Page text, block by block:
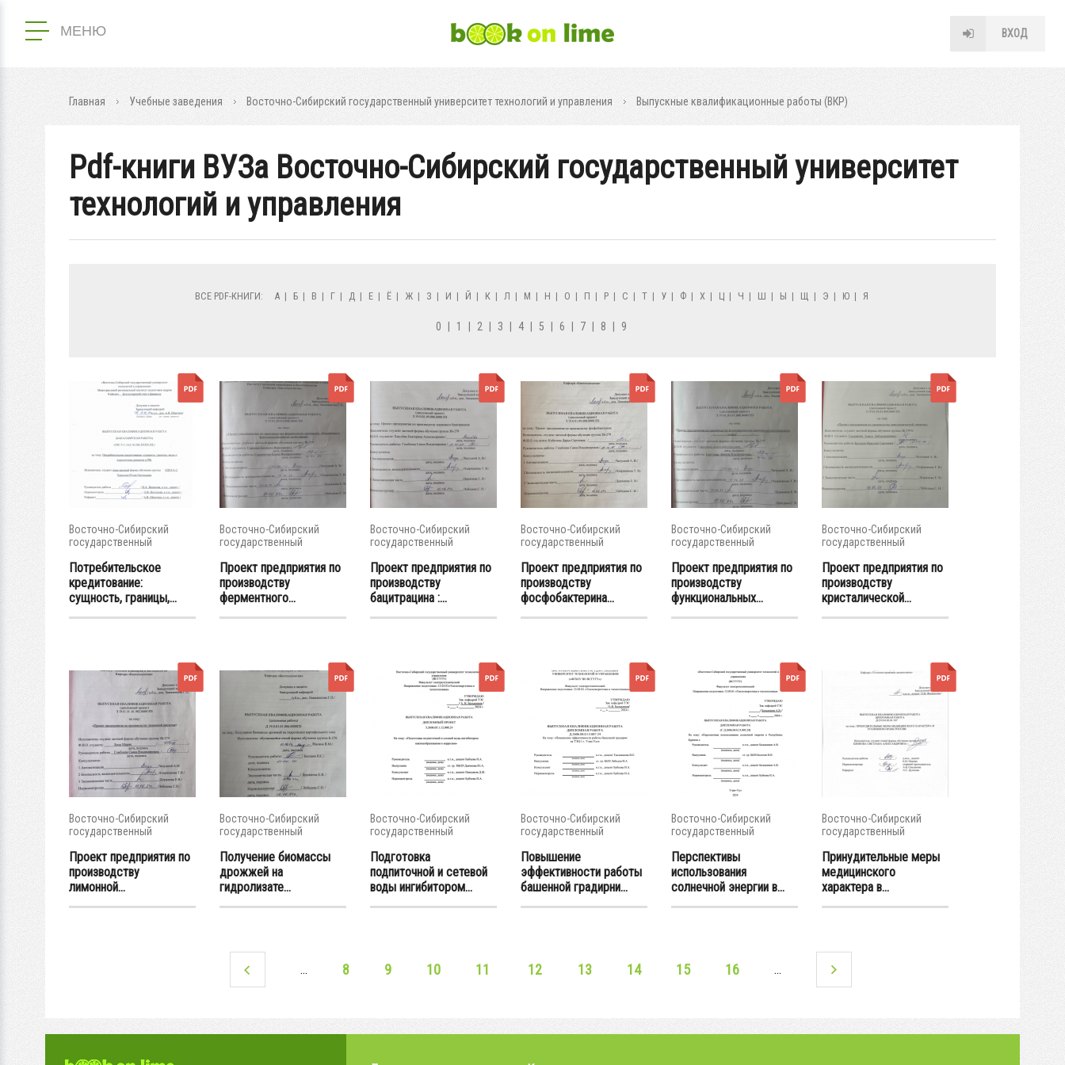
МЕНЮ ВХОД
Главная Учебные заведения Восточно-Сибирский государственный университет технологий и управления Выпускные квалификационные работы (ВКР)
Pdf-книги ВУЗа Восточно-Сибирский государственный университет
технологий и управления
ВСЕ PDF-КНИГИ: А | Б | В | Г | Д | Е | Ё | Ж | З | И | Й | К | Л | М | Н | О | П | Р | С | Т | У | Ф | Х | Ц | Ч | Ш | Ы | Щ | Э | Ю | Я
0 1 2 3 4 5 6 7 8 9
Восточно-Сибирский
государственный
Потребительское
кредитование:
сущность, границы,...
Восточно-Сибирский
государственный
Проект предприятия по
производству
ферментного...
Восточно-Сибирский
государственный
Проект предприятия по
производству
бацитрацина :...
Восточно-Сибирский
государственный
Проект предприятия по
производству
фосфобактерина...
Восточно-Сибирский
государственный
Проект предприятия по
производству
функциональных...
Восточно-Сибирский
государственный
Проект предприятия по
производству
кристалической...
Восточно-Сибирский
государственный
Проект предприятия по
производству
лимонной...
Восточно-Сибирский
государственный
Получение биомассы
дрожжей на
гидролизате...
Восточно-Сибирский
государственный
Подготовка
подпиточной и сетевой
воды ингибитором...
Восточно-Сибирский
государственный
Повышение
эффективности работы
башенной градирни...
Восточно-Сибирский
государственный
Перспективы
использования
солнечной энергии в...
Восточно-Сибирский
государственный
Принудительные меры
медицинского
характера в...
… 8 9 10 11 12 13 14 15 16 …